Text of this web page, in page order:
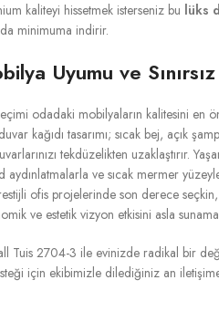
kaliteyi hissetmek isterseniz bu lüks
da minimuma indirir.
Uyumu ve
odadaki mobilyaların kalitesini en
kağıdı tasarımı; sıcak bej, açık
tekdüzelikten uzaklaştırır.
ve sıcak mermer
ofis projelerinde son derece seçkin,
ve estetik vizyon etkisini asla
Tuis 2704-3 ile evinizde radikal bir
için ekibimizle dilediğiniz an